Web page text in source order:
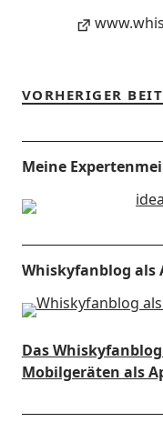
VORHERIGER
Meine
Whiskyfanblog als
Das
Mobilgeräten als